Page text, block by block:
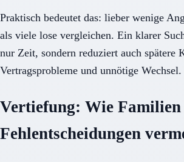
Praktisch bedeutet das: lieber wenige
als viele lose vergleichen. Ein klarer
nur Zeit, sondern reduziert auch spätere
Vertragsprobleme und unnötige Wechsel.
Vertiefung: Wie
Fehlentscheidungen